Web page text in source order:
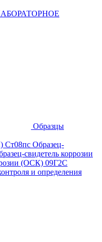
Образцы
Ст08пс Образец-
свидетель коррозии
(ОСК) 09Г2С
и определения